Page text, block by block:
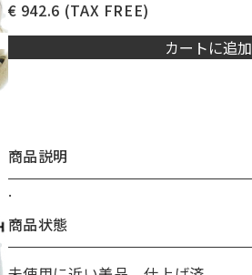
€ 942.6 (TAX FREE)
カートに追加
商品説明
.
商品状態